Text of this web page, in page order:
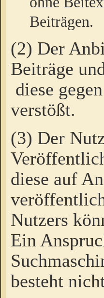
Beiträgen.
(2) Der
Beiträge
diese
verstößt.
(3) Der
diese auf
Nutzers
Ein
besteht